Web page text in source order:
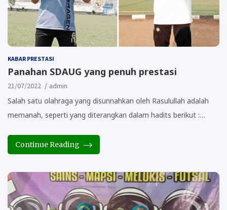
KABAR PRESTASI
Panahan SDAUG yang penuh prestasi
21/07/2022 admin
Salah satu olahraga yang disunnahkan oleh Rasulullah adalah
memanah, seperti yang diterangkan dalam hadits berikut :…
Continue Reading